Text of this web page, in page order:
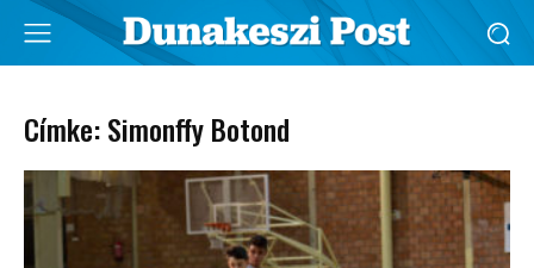
Címke: Simonffy Botond